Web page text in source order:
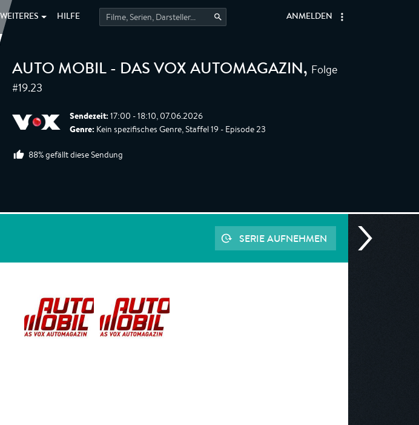
WEITERES HILFE ANMELDEN
AUTO MOBIL - DAS VOX AUTOMAGAZIN, Folge
#19.23
Sendezeit: 17:00 - 18:10, 07.06.2026
Genre: Kein spezifisches Genre, Staffel 19 - Episode 23
88% gefällt diese Sendung
SERIE AUFNEHMEN